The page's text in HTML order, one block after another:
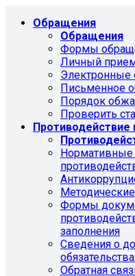
Обращения
Обращения
Формы
Личный
Электронные
Письменное
Порядок
Проверить
Противодействие
Формы
заполнения
Сведения о
Обратная